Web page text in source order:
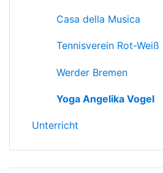
Casa della Musica
Tennisverein Rot-Weiß
Werder Bremen
Yoga Angelika Vogel
Unterricht